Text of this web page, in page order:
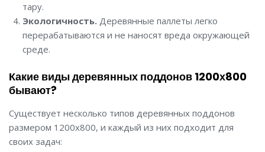
тару.
Экологичность.Деревянные паллеты легко
перерабатываются и не наносят вреда окружающей
среде.
Какие виды деревянных поддонов 1200х800
бывают?
Существует несколько типов деревянных поддонов
размером 1200х800, и каждый из них подходит для
своих задач: